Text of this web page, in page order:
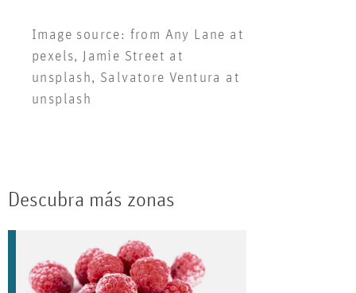
Image source: from Any Lane at
pexels, Jamie Street at
unsplash, Salvatore Ventura at
unsplash
Descubra más zonas